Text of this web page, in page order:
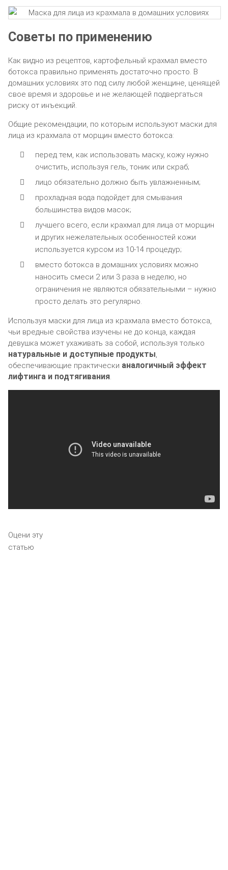
Советы по применению
Как видно из рецептов, картофельный крахмал вместо
ботокса правильно применять достаточно просто. В
домашних условиях это под силу любой женщине, ценящей
свое время и здоровье и не желающей подвергаться
риску от инъекций.
Общие рекомендации, по которым используют маски для
лица из крахмала от морщин вместо ботокса:
перед тем, как использовать маску, кожу нужно
очистить, используя гель, тоник или скраб;
лицо обязательно должно быть увлажненным;
прохладная вода подойдет для смывания
большинства видов масок;
лучшего всего, если крахмал для лица от морщин
и других нежелательных особенностей кожи
используется курсом из 10-14 процедур;
вместо ботокса в домашних условиях можно
наносить смеси 2 или 3 раза в неделю, но
ограничения не являются обязательными – нужно
просто делать это регулярно.
Используя маски для лица из крахмала вместо ботокса,
чьи вредные свойства изучены не до конца, каждая
девушка может ухаживать за собой, используя только
натуральные и доступные продукты,
обеспечивающие практически аналогичный эффект
лифтинга и подтягивания.
Оцени эту
статью